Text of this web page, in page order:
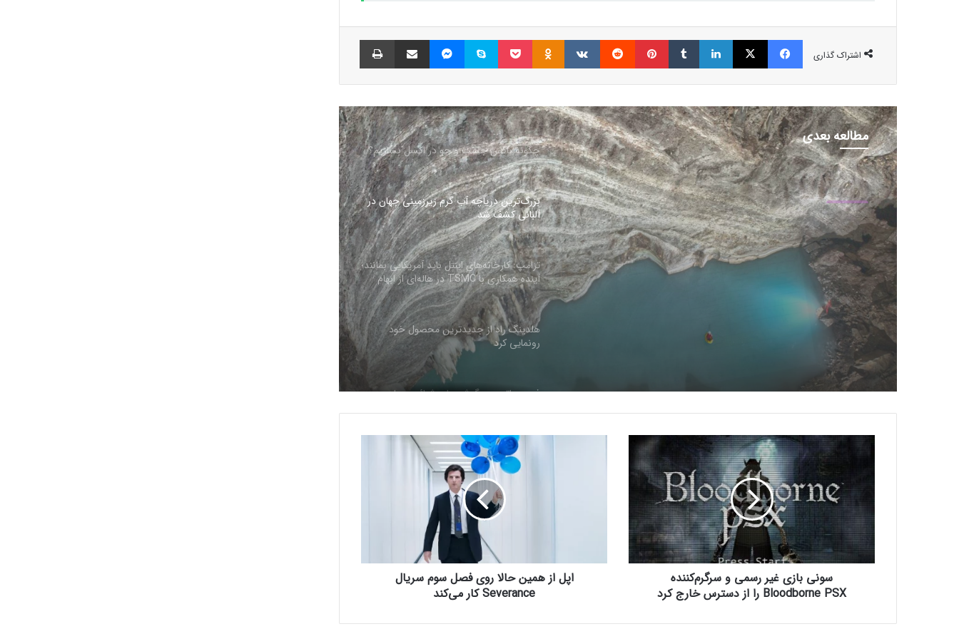
اشتراک گذاری
فیسبوک ایکس لینکداین تامبلر پینتریست Reddit
VKontakte
Odnoklassniki پاکت اسکایپ مسنجر اشتراک گذاری با ایمیل
مطالعه بعدی
عمومی
29 بهمن 1403
بزرگ‌ترین دریاچه آب گرم زیرزمینی
جهان در آلبانی کشف شد
گیمرها، محتواسازان و کسب‌وکارها
کم‌درآمد ارائه می‌شود
چگونه باکس جست و جو در اکسل بسازیم؟
بزرگ‌ترین دریاچه آب گرم زیرزمینی جهان در
آلبانی کشف شد
ترامپ: کارخانه‌های اینتل باید آمریکایی بمانند؛
آینده همکاری با TSMC در هاله‌ای از ابهام
هلدینگ راد از جدیدترین محصول خود
رونمایی کرد
فرم‌ور باتری در گوشی‌های شیائومی با
سیستم‌عامل HyperOS 2.0 به‌روزرسانی
مخفی دریافت کرد
بیشتر مواد با حرارت‌دادن نرم می‌شوند؛ پس
چرا تخم مرغ سفت می‌شود؟
گذاشت؛ پایانی بر عصر کامت‌لیک
نسل جدید مانیتور استودیو دیسپلی اپل سال
۲۰۲۶ از راه می‌رسد؛ گزارش بلومبرگ
ا
ز
ی
غ
س
سونی بازی غیر رسمی و سرگرم‌کننده
Bloodborne PSX را از دسترس خارج کرد
ن
ا
اپل از همین حالا روی فصل سوم سریال
Severance کار می‌کند